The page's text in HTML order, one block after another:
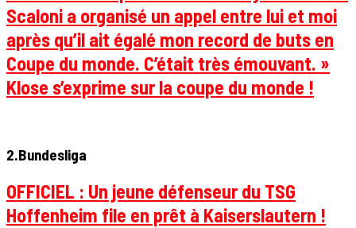
Scaloni a organisé un appel entre lui et moi
après qu’il ait égalé mon record de buts en
Coupe du monde. C’était très émouvant. »
Klose s’exprime sur la coupe du monde !
2.Bundesliga
OFFICIEL : Un jeune défenseur du TSG
Hoffenheim file en prêt à Kaiserslautern !